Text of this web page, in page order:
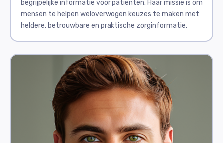
begrijpelijke informatie voor patiënten. Haar missie is om
mensen te helpen weloverwogen keuzes te maken met
heldere, betrouwbare en praktische zorginformatie.